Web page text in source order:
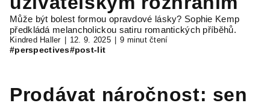
Může být bolest formou opravdové lásky? Sophie Kemp
předkládá melancholickou satiru romantických příběhů.
Kindred Haller 12. 9. 2025 9 minut čtení
#perspectives#post-lit
Prodávat náročnost: sen